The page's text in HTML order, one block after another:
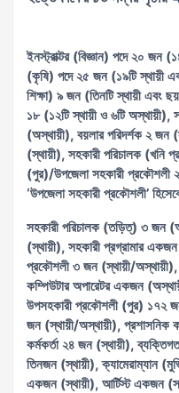
ইনস্ট্রাক্টর (বিজ্ঞান) পদে ২০ জন
(কৃষি) পদে ২৫ জন (১৯টি স্থায়ী
শিক্ষা) ৯ জন (তিনটি স্থায়ী এবং
১৮ (১২টি স্থায়ী ও ৬টি অস্থায়ী),
(অস্থায়ী), বয়লার পরিদর্শক ২ জন
(স্থায়ী), সহকারী পরিচালক
(পুর)/উপজেলা সহকারী
‘উপজেলা সহকারী প্রকৌশলী’
সহকারী পরিচালক (তড়িত্) ৩ জন
(স্থায়ী), সহকারী প্রগ্রামার একজন
প্রকৌশলী ৩ জন (স্থায়ী/
কম্পিউটার অপারেটর একজন
উপসহকারী প্রকৌশলী (পুর) ১৭২
জন (স্থায়ী/অস্থায়ী), প্রশাসনিক
কর্মকর্তা ২৪ জন (স্থায়ী),
তিনজন (স্থায়ী), ক্যামেরাম্যান
একজন (স্থায়ী), আর্টিস্ট একজন